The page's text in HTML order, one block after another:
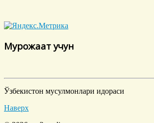
Мурожаат учун
Ўзбекистон мусулмонлари идораси
Наверх